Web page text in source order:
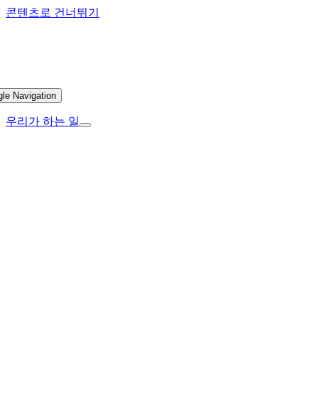
콘텐츠로 건너뛰기
Navigation
우리가 하는 일